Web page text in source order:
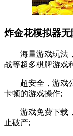
炸金花模拟器无
海量游戏玩法，
战等超多棋牌游戏
超安全，游戏公
卡顿的游戏操作;
游戏免费下载，
止破产;